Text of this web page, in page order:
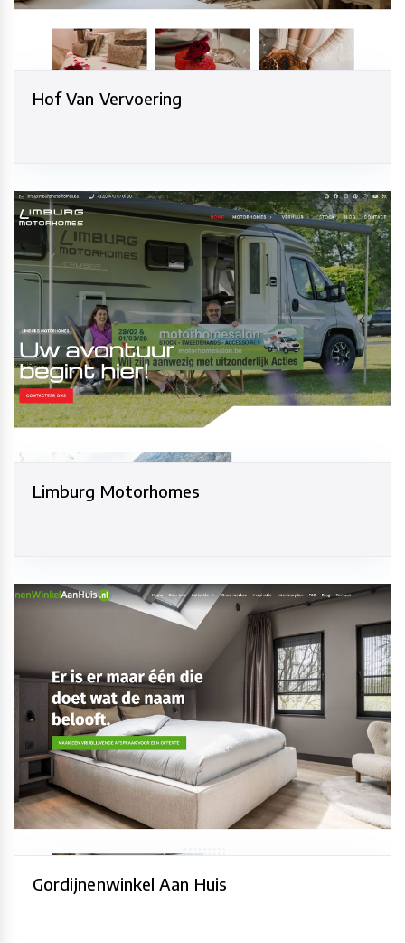
Hof Van Vervoering
Limburg Motorhomes
Gordijnenwinkel Aan Huis